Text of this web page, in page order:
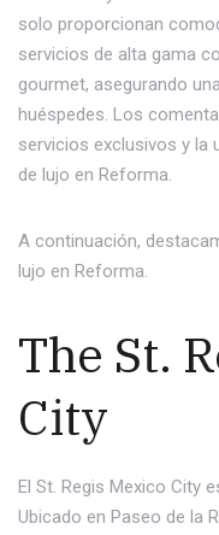
solo proporcionan
servicios de alta gama
gourmet, asegurando
huéspedes. Los
servicios exclusivos y la
de lujo en Reforma.
A continuación,
lujo en Reforma.
The St.
City
El St. Regis Mexico City
Ubicado en Paseo de la